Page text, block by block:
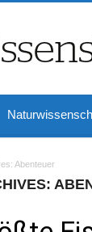
Abenteuer